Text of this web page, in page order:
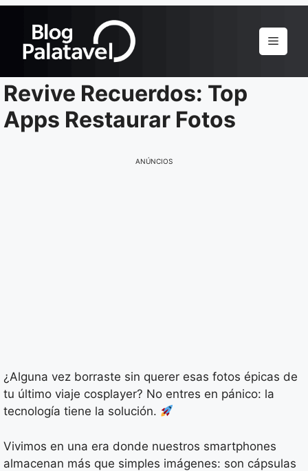
Menu
Revive Recuerdos: Top
Apps Restaurar Fotos
ANÚNCIOS
¿Alguna vez borraste sin querer esas fotos épicas de
tu último viaje cosplayer? No entres en pánico: la
tecnología tiene la solución.
Vivimos en una era donde nuestros smartphones
almacenan más que simples imágenes: son cápsulas